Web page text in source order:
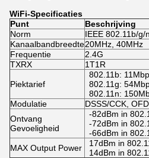
WiFi-Specificaties
Punt
Beschrijving
Norm
IEEE 802.11b/g/n
Kanaalbandbreedte20MHz, 40MHz
Frequentie
2.4G
TXRX
1T1R
Piektarief
802.11b:
802.11g:
802.11n:
Modulatie
DSSS/CCK,
Ontvang
Gevoeligheid
-82dBm in
-72dBm in
-66dBm in
MAX Output Power
17dBm in
14dBm in